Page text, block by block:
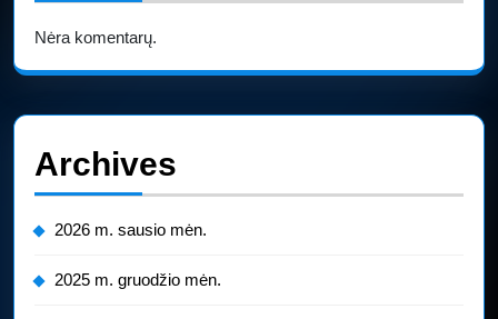
Nėra komentarų.
Archives
2026 m. sausio mėn.
2025 m. gruodžio mėn.